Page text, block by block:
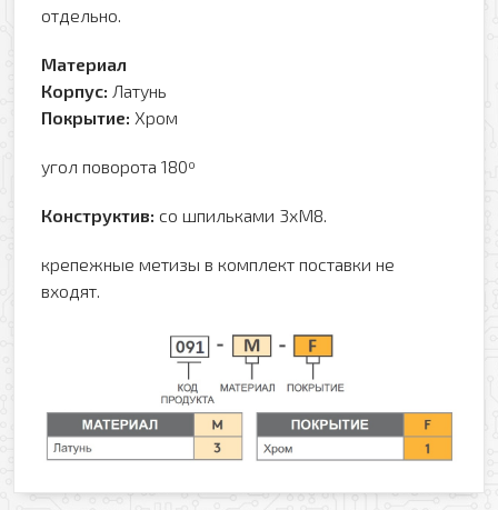
отдельно.
Материал
Корпус: Латунь
Покрытие: Хром
угол поворота 180º
Конструктив: со шпильками 3хМ8.
крепежные метизы в комплект поставки не
входят.